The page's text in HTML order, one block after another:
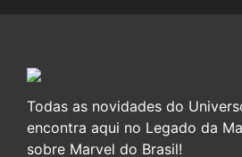
Todas as novidades do
encontra aqui no Legado da
sobre Marvel do Brasil!